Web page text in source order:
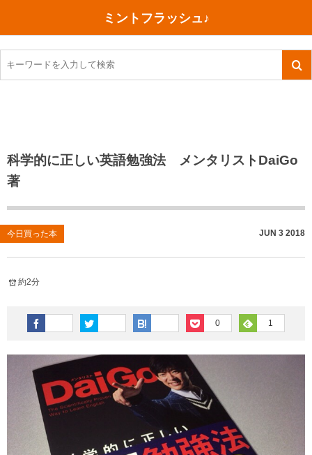
ミントフラッシュ♪
科学的に正しい英語勉強法 メンタリストDaiGo
著
今日買った本 JUN 3 2018
約2分
0 1
TOEIC感想・結果
TOEIC800点への道
TOEIC（作戦・ノウハウなど）
TOEIC700点への道
英単語
その他英語関連
今日買った本
ご朱印帳めぐり
川越（埼玉県）
沖縄
神戸
行ってきたあれこれ
旅行関連あれこれ
ファスティング
コスメ
ダイエット
健康あれこれ
美容あれこれ
食べ物
今日の一枚
月、星、宇宙